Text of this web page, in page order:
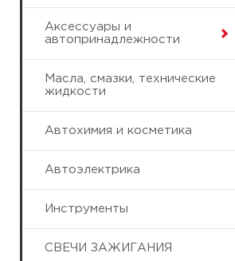
Аксессуары и
автопринадлежности
Масла, смазки, технические
жидкости
Автохимия и косметика
Автоэлектрика
Инструменты
СВЕЧИ ЗАЖИГАНИЯ